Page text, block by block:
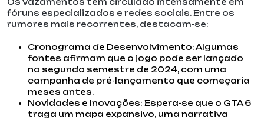
Os vazamentos têm circulado intensamente em
fóruns especializados e redes sociais. Entre os
rumores mais recorrentes, destacam-se:
Cronograma de Desenvolvimento: Algumas
fontes afirmam que o jogo pode ser lançado
no segundo semestre de 2024, com uma
campanha de pré-lançamento que começaria
meses antes.
Novidades e Inovações: Espera-se que o GTA 6
traga um mapa expansivo, uma narrativa